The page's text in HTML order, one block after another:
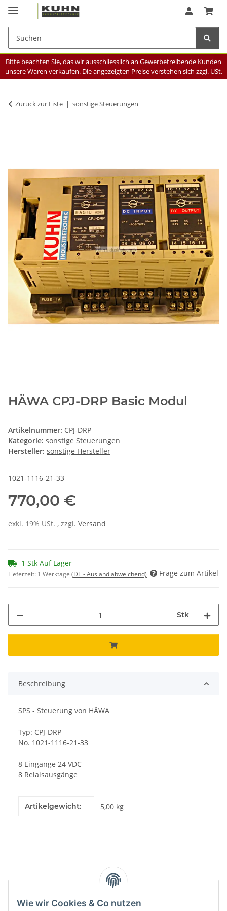
Wie wir Cookies & Co nutzen
Bitte beachten Sie, das wir ausschliesslich an Gewerbetreibende Kunden
unsere Waren verkaufen. Die angezeigten Preise verstehen sich zzgl. USt.
Zurück zur Liste sonstige Steuerungen
HÄWA CPJ-DRP Basic Modul
Artikelnummer: CPJ-DRP
Kategorie: sonstige Steuerungen
Hersteller: sonstige Hersteller
1021-1116-21-33
770,00 €
exkl. 19% USt. , zzgl. Versand
1 Stk Auf Lager
Lieferzeit: 1 Werktage (DE - Ausland abweichend) Frage zum Artikel
Stk
Beschreibung
SPS - Steuerung von HÄWA
Typ: CPJ-DRP
No. 1021-1116-21-33
8 Eingänge 24 VDC
8 Relaisausgänge
Produkteigenschaft
Wert
Artikelgewicht: 5,00 kg
Kategorien